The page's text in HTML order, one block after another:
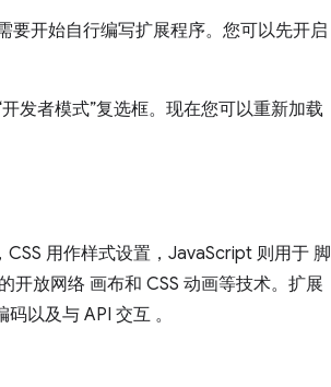
要开始自行编写扩展程序。您可以先开启
发者模式”复选框。现在您可以重新加载
用作样式设置，JavaScript 则用于 脚
开放网络 画布和 CSS 动画等技术。扩展
以及与 API 交互 。